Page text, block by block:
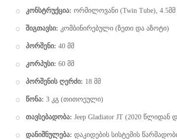
კონსტრუქცია: ორმილოვანი (Twin Tube),
შიგთავსი: კომბინირებული (ზეთი და აზოტი)
პორშენი: 40 მმ
კორპუსი: 60 მმ
პორშენის ღერძი: 18 მმ
წონა: 3 კგ (თითოეული)
თავსებადობა: Jeep Gladiator JT (2020
დანიშნულება: დაკიდების სისტემის